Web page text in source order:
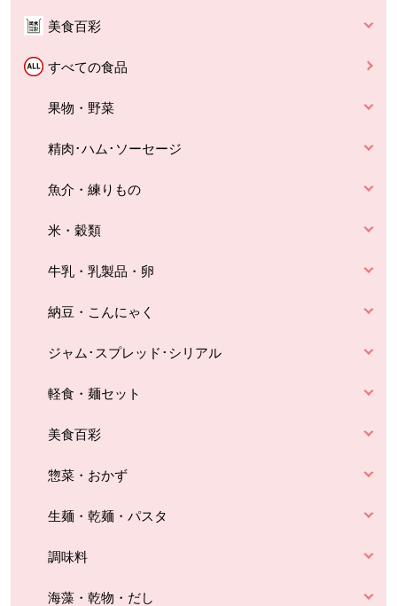
美食百彩
すべての食品
果物・野菜
精肉･ハム･ソーセージ
魚介・練りもの
米・穀類
牛乳・乳製品・卵
納豆・こんにゃく
ジャム･スプレッド･シリアル
軽食・麺セット
美食百彩
惣菜・おかず
生麺・乾麺・パスタ
調味料
海藻・乾物・だし